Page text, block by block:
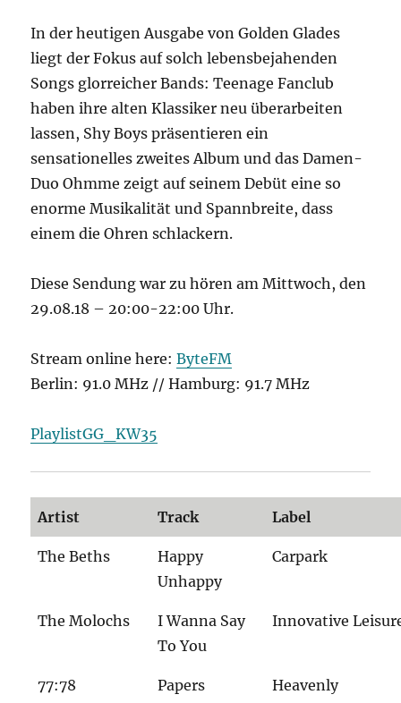
In der heutigen Ausgabe von Golden Glades
liegt der Fokus auf solch lebensbejahenden
Songs glorreicher Bands: Teenage Fanclub
haben ihre alten Klassiker neu überarbeiten
lassen, Shy Boys präsentieren ein
sensationelles zweites Album und das Damen-
Duo Ohmme zeigt auf seinem Debüt eine so
enorme Musikalität und Spannbreite, dass
einem die Ohren schlackern.
Diese Sendung war zu hören am Mittwoch, den
29.08.18 – 20:00-22:00 Uhr.
Stream online here:ByteFM
Berlin: 91.0 MHz // Hamburg: 91.7 MHz
PlaylistGG_KW35
Artist Track Label
The Beths
Happy
Unhappy
Carpark
The Molochs
I Wanna Say
To You
Innovative
77:78 Papers Heavenly